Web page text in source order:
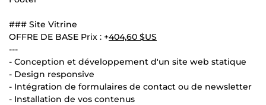
### Site Vitrine
OFFRE DE BASE Prix : +404,60 $US
---
- Conception et développement d'un site web statique
- Design responsive
- Intégration de formulaires de contact ou de newsletter
- Installation de vos contenus